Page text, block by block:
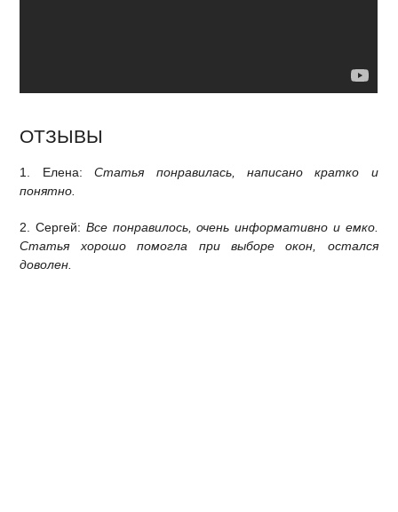
ОТЗЫВЫ
1. Елена:Статья понравилась, написано кратко и
понятно.
2. Сергей: Все понравилось, очень информативно и емко.
Статья хорошо помогла при выборе окон, остался
доволен.